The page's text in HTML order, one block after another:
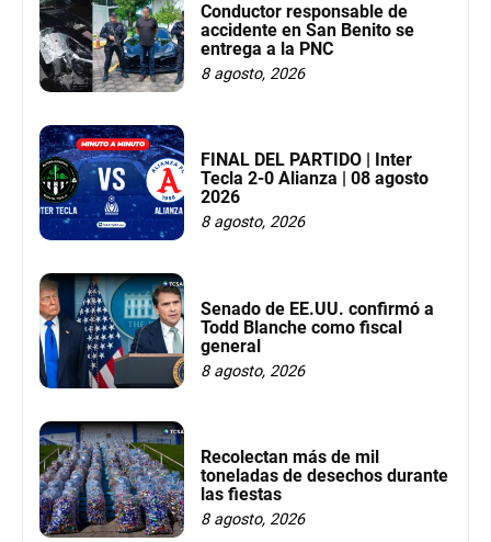
Conductor responsable de
accidente en San Benito se
entrega a la PNC
8 agosto, 2026
FINAL DEL PARTIDO | Inter
Tecla 2-0 Alianza | 08 agosto
2026
8 agosto, 2026
Senado de EE.UU. confirmó a
Todd Blanche como fiscal
general
8 agosto, 2026
Recolectan más de mil
toneladas de desechos durante
las fiestas
8 agosto, 2026